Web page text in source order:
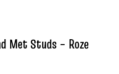
Met Studs – Roze